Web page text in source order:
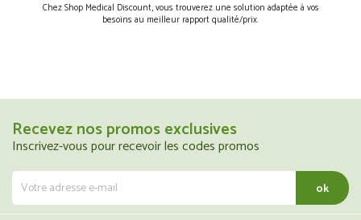
Chez Shop Medical Discount, vous trouverez une solution adaptée à vos
besoins au meilleur rapport qualité/prix.
Recevez nos promos exclusives
Inscrivez-vous pour recevoir les codes promos